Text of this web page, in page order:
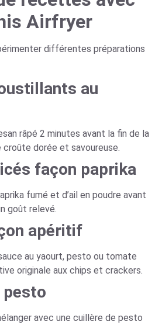
Airfryer
différentes préparations
au
râpé 2 minutes avant la fin de la
croûte dorée et savoureuse.
façon paprika
fumé et d’ail en poudre avant
goût relevé.
apéritif
au yaourt, pesto ou tomate
originale aux chips et crackers.
pesto
avec une cuillère de pesto